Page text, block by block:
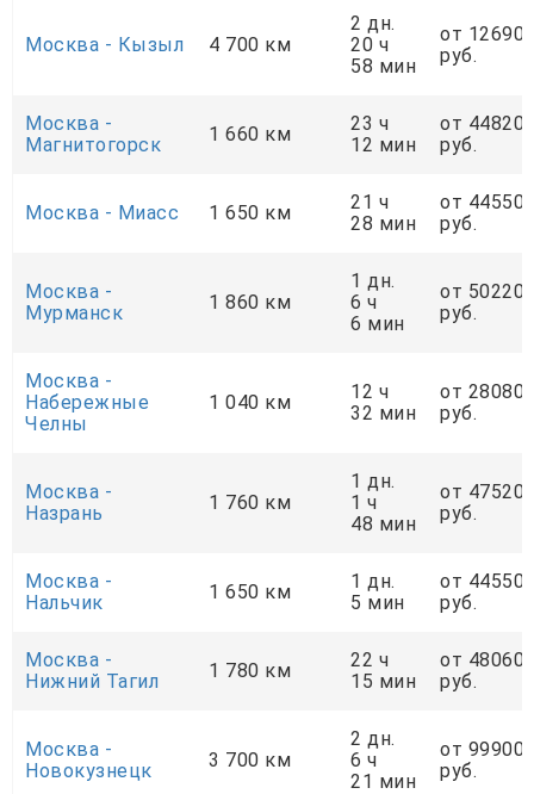
Москва - Кызыл 4 700 км
2 дн.
20 ч
58 мин
от
руб.
Москва -
Магнитогорск
1 660 км
23 ч
12 мин
от 44820
руб.
Москва - Миасс 1 650 км
21 ч
28 мин
от 44550
руб.
Москва -
Мурманск
1 860 км
1 дн.
6 ч
6 мин
от 50220
руб.
Москва -
Набережные
Челны
1 040 км
12 ч
32 мин
от 28080
руб.
Москва -
Назрань
1 760 км
1 дн.
1 ч
48 мин
от 47520
руб.
Москва -
Нальчик
1 650 км
1 дн.
5 мин
от 44550
руб.
Москва -
Нижний Тагил
1 780 км
22 ч
15 мин
от 48060
руб.
Москва -
Новокузнецк
3 700 км
2 дн.
6 ч
21 мин
от 99900
руб.